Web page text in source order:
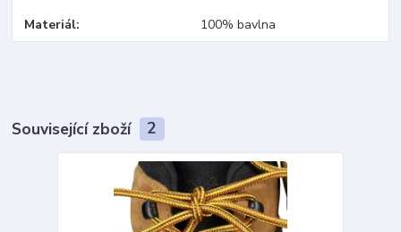
Materiál 100% bavlna
Související zboží 2